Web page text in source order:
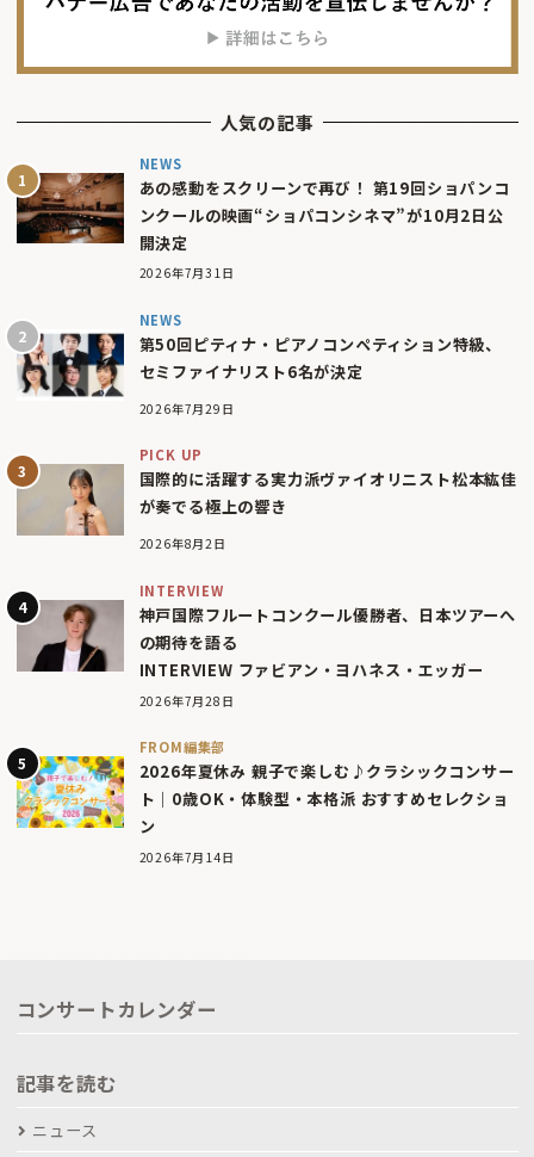
人気の記事
NEWS
あの感動をスクリーンで再び！ 第19回ショパンコ
ンクールの映画“ショパコンシネマ”が10月2日公
開決定
2026年7月31日
NEWS
第50回ピティナ・ピアノコンペティション特級、
セミファイナリスト6名が決定
2026年7月29日
PICK UP
国際的に活躍する実力派ヴァイオリニスト松本紘佳
が奏でる極上の響き
2026年8月2日
INTERVIEW
神戸国際フルートコンクール優勝者、日本ツアーへ
の期待を語る
INTERVIEW ファビアン・ヨハネス・エッガー
2026年7月28日
FROM編集部
2026年夏休み 親子で楽しむ♪クラシックコンサー
ト｜0歳OK・体験型・本格派 おすすめセレクショ
ン
2026年7月14日
コンサートカレンダー
記事を読む
ニュース